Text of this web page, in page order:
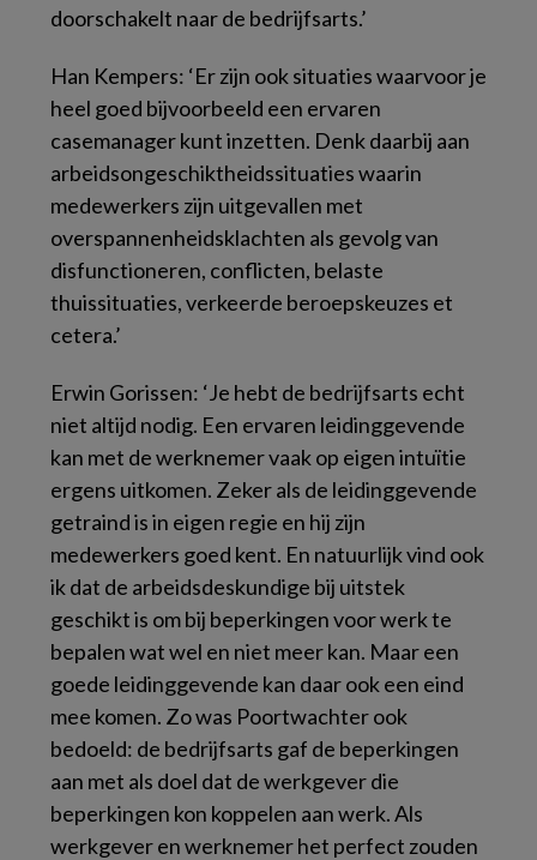
doorschakelt naar de bedrijfsarts.’
Han Kempers: ‘Er zijn ook situaties waarvoor je
heel goed bijvoorbeeld een ervaren
casemanager kunt inzetten. Denk daarbij aan
arbeidsongeschiktheidssituaties waarin
medewerkers zijn uitgevallen met
overspannenheidsklachten als gevolg van
disfunctioneren, conflicten, belaste
thuissituaties, verkeerde beroepskeuzes et
cetera.’
Erwin Gorissen: ‘Je hebt de bedrijfsarts echt
niet altijd nodig. Een ervaren leidinggevende
kan met de werknemer vaak op eigen intuïtie
ergens uitkomen. Zeker als de leidinggevende
getraind is in eigen regie en hij zijn
medewerkers goed kent. En natuurlijk vind ook
ik dat de arbeidsdeskundige bij uitstek
geschikt is om bij beperkingen voor werk te
bepalen wat wel en niet meer kan. Maar een
goede leidinggevende kan daar ook een eind
mee komen. Zo was Poortwachter ook
bedoeld: de bedrijfsarts gaf de beperkingen
aan met als doel dat de werkgever die
beperkingen kon koppelen aan werk. Als
werkgever en werknemer het perfect zouden